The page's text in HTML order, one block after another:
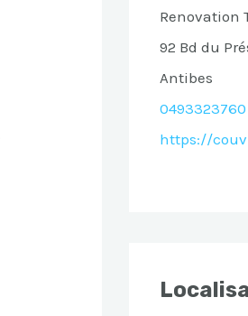
Renovation
92 Bd du
Antibes
0493323760
https://